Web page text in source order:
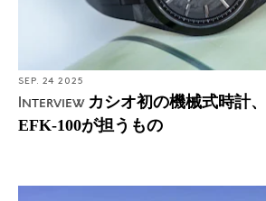
SEP. 24 2025
Interview カシオ初の機械式時計
EFK-100が担うもの